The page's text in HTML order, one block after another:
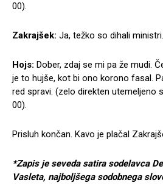
00).
Zakrajšek: Ja, težko so dihali ministri.
Hojs: Dober, zdaj se mi pa že mudi.
je to hujše, kot bi ono korono fasal.
red spravi. (zelo direkten utemeljeno
00).
Prisluh končan. Kavo je plačal
*Zapis je seveda satira sodelavca
Vasleta, najboljšega sodobnega